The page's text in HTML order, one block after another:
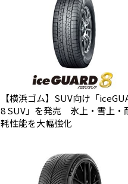
【横浜ゴム】SUV向け「
8 SUV」を発売 氷上・雪上・
耗性能を大幅強化